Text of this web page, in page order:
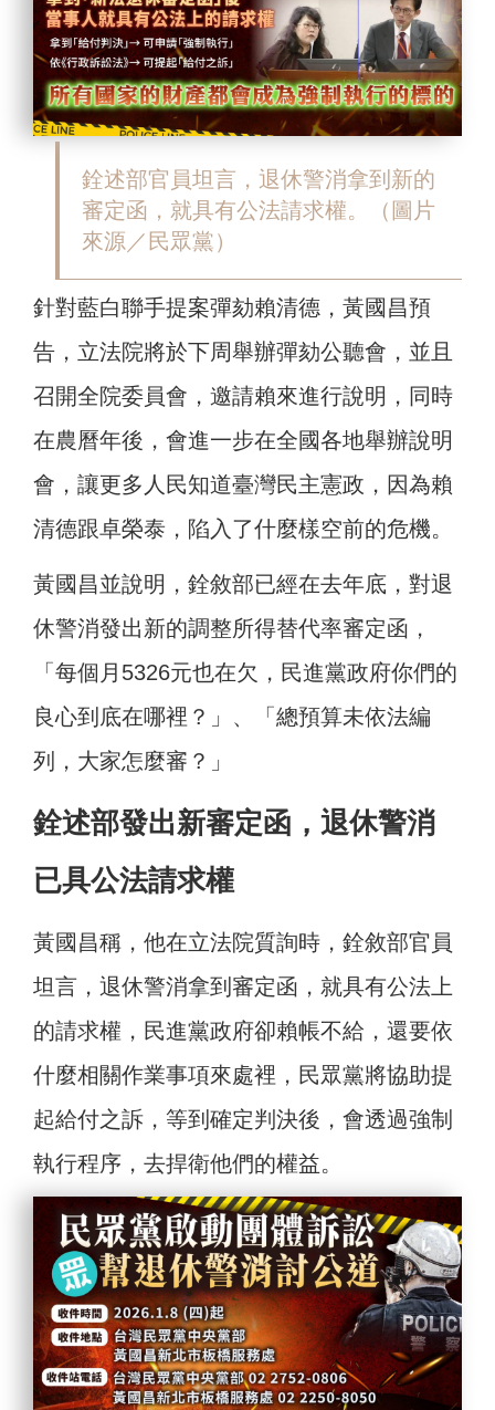
銓述部官員坦言，退休警消拿到新的
審定函，就具有公法請求權。（圖片
來源／民眾黨）
針對藍白聯手提案彈劾賴清德，黃國昌預
告，立法院將於下周舉辦彈劾公聽會，並且
召開全院委員會，邀請賴來進行說明，同時
在農曆年後，會進一步在全國各地舉辦說明
會，讓更多人民知道臺灣民主憲政，因為賴
清德跟卓榮泰，陷入了什麼樣空前的危機。
黃國昌並說明，銓敘部已經在去年底，對退
休警消發出新的調整所得替代率審定函，
「每個月5326元也在欠，民進黨政府你們的
良心到底在哪裡？」、「總預算未依法編
列，大家怎麼審？」
銓述部發出新審定函，退休警消
已具公法請求權
黃國昌稱，他在立法院質詢時，銓敘部官員
坦言，退休警消拿到審定函，就具有公法上
的請求權，民進黨政府卻賴帳不給，還要依
什麼相關作業事項來處裡，民眾黨將協助提
起給付之訴，等到確定判決後，會透過強制
執行程序，去捍衛他們的權益。